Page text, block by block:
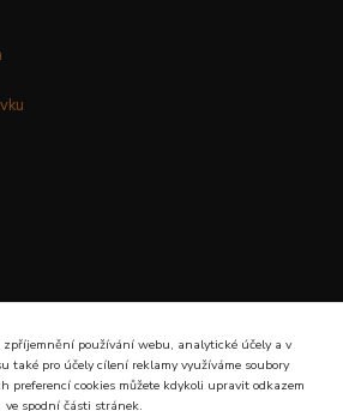
používání webu, analytické účely a v
také pro účely cílení reklamy využíváme soubory
preferencí cookies můžete kdykoli upravit odkazem
ve spodní části stránek.